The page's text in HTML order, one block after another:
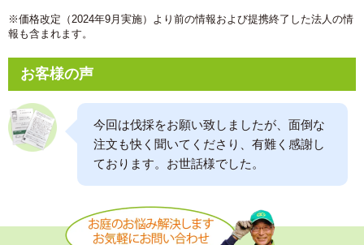
※価格改定（2024年9月実施）より前の情報および提携終了した法人の情
報も含まれます。
お客様の声
今回は伐採をお願い致しましたが、面倒な
注文も快く聞いてくださり、有難く感謝し
ております。お世話様でした。